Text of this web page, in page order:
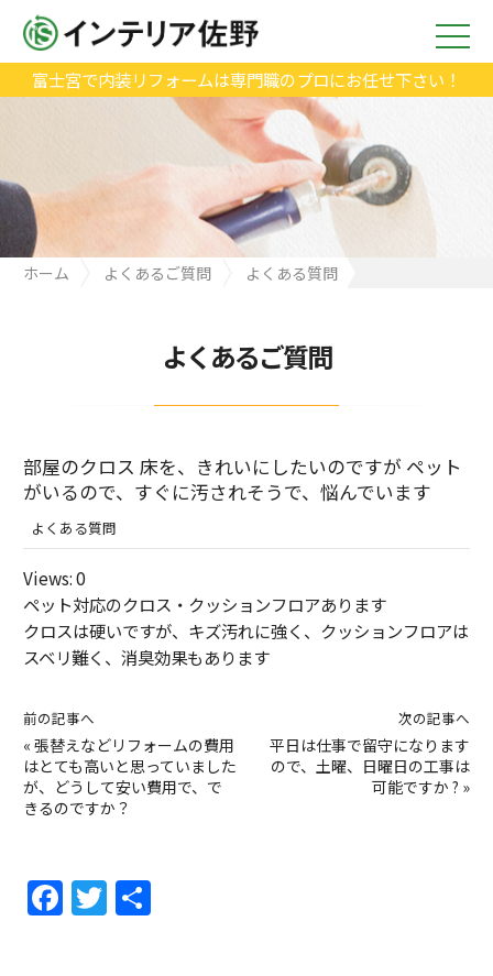
富士宮で内装リフォームは専門職のプロにお任せ下さい！
ホーム よくあるご質問
よくある質問
よくあるご質問
部屋のクロス 床を、きれいにしたいのですが ペット
がいるので、すぐに汚されそうで、悩んでいます
よくある質問
Views: 0
ペット対応のクロス・クッションフロアあります
クロスは硬いですが、キズ汚れに強く、クッションフロアは
スベリ難く、消臭効果もあります
前の記事へ
« 張替えなどリフォームの費用
はとても高いと思っていました
が、どうして安い費用で、で
きるのですか？
次の記事へ
平日は仕事で留守になります
ので、土曜、日曜日の工事は
可能ですか ? »
F
a
T
w